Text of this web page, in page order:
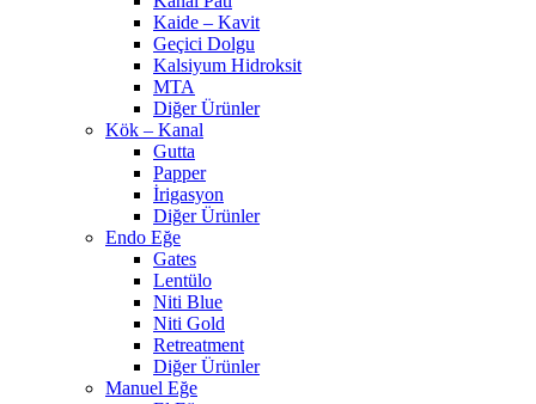
Kaide – Kavit
Geçici Dolgu
Kalsiyum Hidroksit
MTA
Diğer Ürünler
Kök – Kanal
Gutta
Papper
İrigasyon
Diğer Ürünler
Endo Eğe
Gates
Lentülo
Niti Blue
Niti Gold
Retreatment
Diğer Ürünler
Manuel Eğe